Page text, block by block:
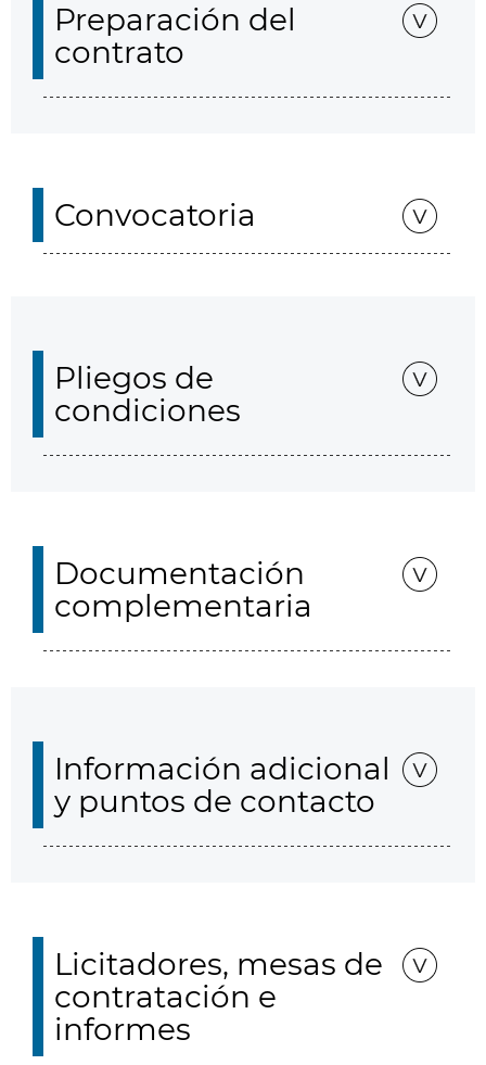
Preparación del
contrato
Convocatoria
Pliegos de
condiciones
Documentación
complementaria
Información adicional
y puntos de contacto
Licitadores, mesas de
contratación e
informes